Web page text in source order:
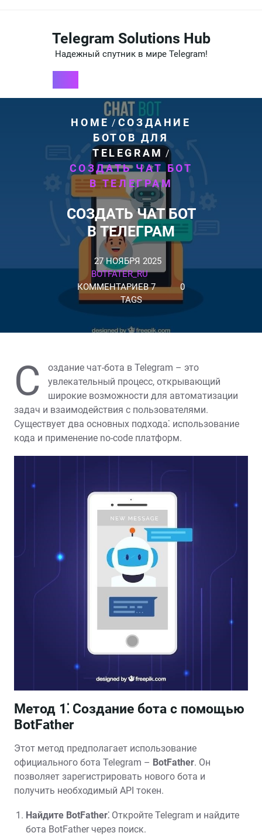
содержимомуTelegram Solutions Hub
Надежный спутник в мире Telegram!
HOME / СОЗДАНИЕ
БОТОВ ДЛЯ
TELEGRAM /
СОЗДАТЬ ЧАТ БОТ
В ТЕЛЕГРАМ
СОЗДАТЬ ЧАТ БОТ
В ТЕЛЕГРАМ
27 НОЯБРЯ 2025
BOTFATER_RU
КОММЕНТАРИЕВ 7
0
TAGS
С
оздание чат-бота в Telegram – это
увлекательный процесс, открывающий
широкие возможности для автоматизации
задач и взаимодействия с пользователями.
Существует два основных подхода⁚ использование
кода и применение no-code платформ.
Метод 1⁚ Создание бота с помощью
BotFather
Этот метод предполагает использование
официального бота Telegram – BotFather. Он
позволяет зарегистрировать нового бота и
получить необходимый API токен.
Найдите BotFather⁚ Откройте Telegram и найдите
бота BotFather через поиск.